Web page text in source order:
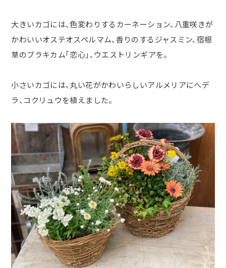
大きいカゴには、色変わりするカーネーション、八重咲きが
かわいいオステオスペルマム、香りのするジャスミン、宿根
草のブラキカム「恋心」、ウエストリンギアを。
小さいカゴには、丸い花がかわいらしいアルメリアにへデ
ラ、コクリュウを植えました。